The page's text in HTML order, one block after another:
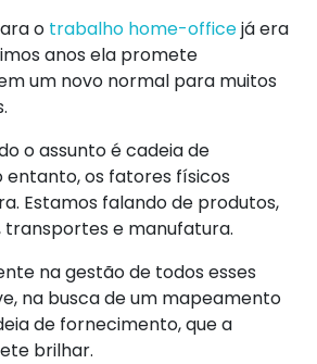
o trabalho home-officejá era
anos ela promete
um novo normal para muitos
o assunto é cadeia de
entanto, os fatores físicos
Estamos falando de produtos,
transportes e manufatura.
na gestão de todos esses
na busca de um mapeamento
de fornecimento, que a
brilhar.